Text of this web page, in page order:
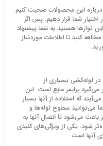
این محصولات صحبت کنیم
اختیار شما قرار دهیم. پس اگر
نوارها هستید به شما پیشنهاد
کنید تا اطلاعات موردنیاز
در لوله‌کشی بسیاری از
می‌گیرد پرایمر مایع است. این
که استفاده از آنها بسیار
می‌توانید سطوح لوله‌ها و
باعث می‌شود تا اتصال آنها به
شود. یکی از ویژگی‌های کلیدی
آنها است.